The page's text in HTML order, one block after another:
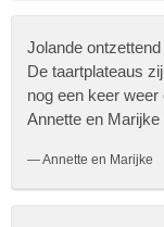
Jolande
De taartplateaus
nog een keer
Annette en Marijke
—Annette en Marijke